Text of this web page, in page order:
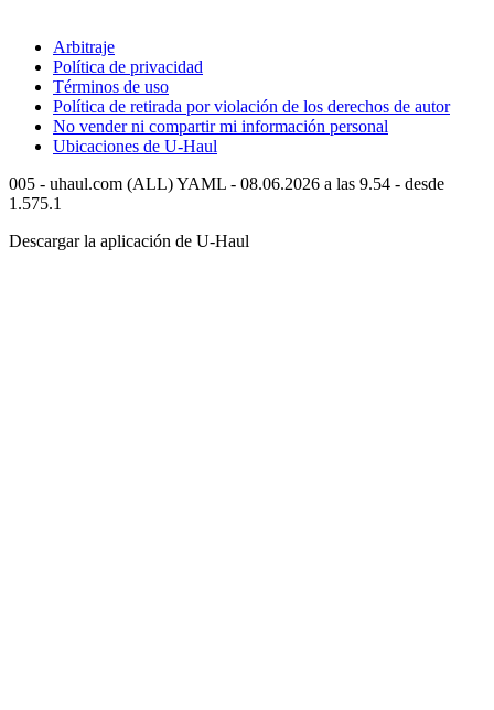
Arbitraje
Política de privacidad
Términos de uso
Política de retirada por violación de los derechos de autor
No vender ni compartir mi información personal
Ubicaciones de U-Haul
005 - uhaul.com (ALL) YAML - 08.06.2026 a las 9.54 - desde
1.575.1
Descargar la aplicación de U-Haul